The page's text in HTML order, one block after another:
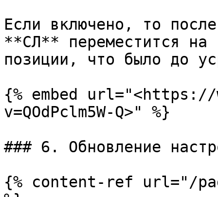
Если включено, то
**СЛ** переместится на
позиции, что было до
{% embed url="<https://
v=QOdPclm5W-Q>" %}
### 6. Обновление
{% content-ref url="/